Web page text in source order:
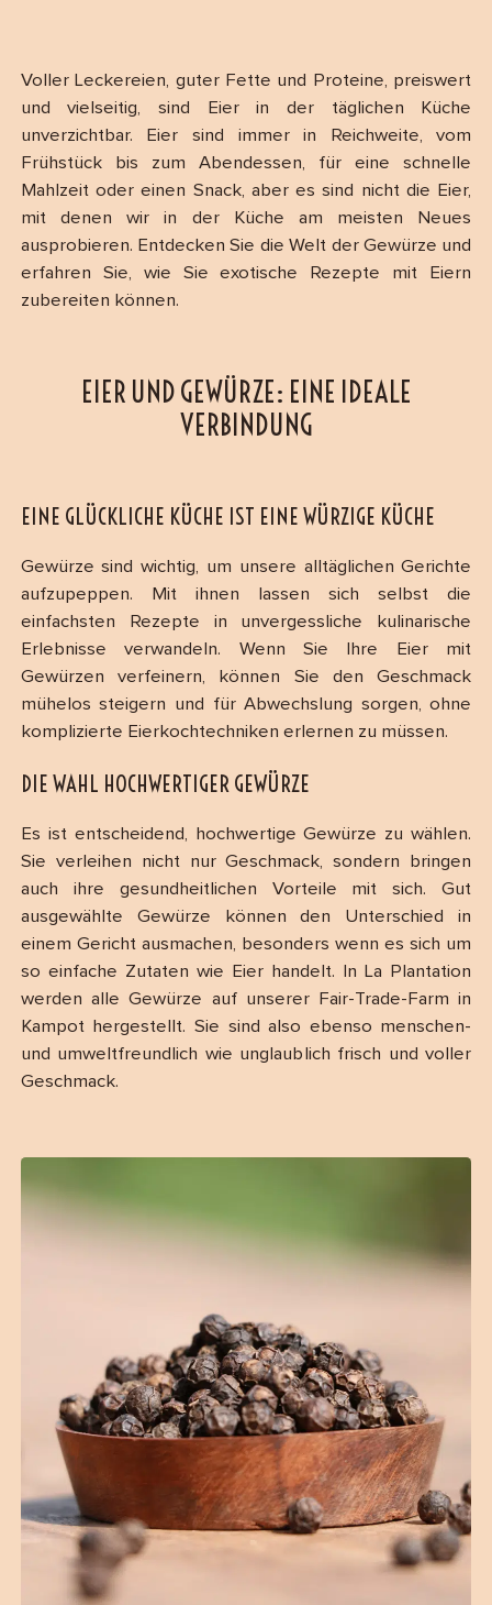
Voller Leckereien, guter Fette und Proteine, preiswert
und vielseitig, sind Eier in der täglichen Küche
unverzichtbar. Eier sind immer in Reichweite, vom
Frühstück bis zum Abendessen, für eine schnelle
Mahlzeit oder einen Snack, aber es sind nicht die Eier,
mit denen wir in der Küche am meisten Neues
ausprobieren. Entdecken Sie die Welt der Gewürze und
erfahren Sie, wie Sie exotische Rezepte mit Eiern
zubereiten können.
EIER UND GEWÜRZE: EINE IDEALE
VERBINDUNG
EINE GLÜCKLICHE KÜCHE IST EINE WÜRZIGE KÜCHE
Gewürze sind wichtig, um unsere alltäglichen Gerichte
aufzupeppen. Mit ihnen lassen sich selbst die
einfachsten Rezepte in unvergessliche kulinarische
Erlebnisse verwandeln. Wenn Sie Ihre Eier mit
Gewürzen verfeinern, können Sie den Geschmack
mühelos steigern und für Abwechslung sorgen, ohne
komplizierte Eierkochtechniken erlernen zu müssen.
DIE WAHL HOCHWERTIGER GEWÜRZE
Es ist entscheidend, hochwertige Gewürze zu wählen.
Sie verleihen nicht nur Geschmack, sondern bringen
auch ihre gesundheitlichen Vorteile mit sich. Gut
ausgewählte Gewürze können den Unterschied in
einem Gericht ausmachen, besonders wenn es sich um
so einfache Zutaten wie Eier handelt. In La Plantation
werden alle Gewürze auf unserer Fair-Trade-Farm in
Kampot hergestellt. Sie sind also ebenso menschen-
und umweltfreundlich wie unglaublich frisch und voller
Geschmack.